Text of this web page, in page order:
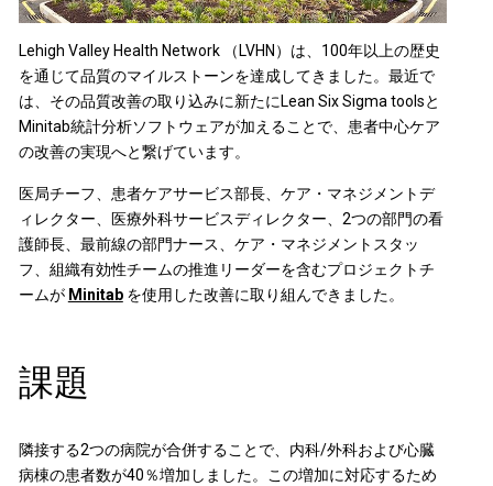
Lehigh Valley Health Network （LVHN）は、100年以上の歴史
を通じて品質のマイルストーンを達成してきました。最近で
は、その品質改善の取り込みに新たにLean Six Sigma toolsと
Minitab統計分析ソフトウェアが加えることで、患者中心ケア
の改善の実現へと繋げています。
医局チーフ、患者ケアサービス部長、ケア・マネジメントデ
ィレクター、医療外科サービスディレクター、2つの部門の看
護師長、最前線の部門ナース、ケア・マネジメントスタッ
フ、組織有効性チームの推進リーダーを含むプロジェクトチ
ームが Minitabを使用した改善に取り組んできました。
課題
隣接する2つの病院が合併することで、内科/外科および心臓
病棟の患者数が40％増加しました。この増加に対応するため